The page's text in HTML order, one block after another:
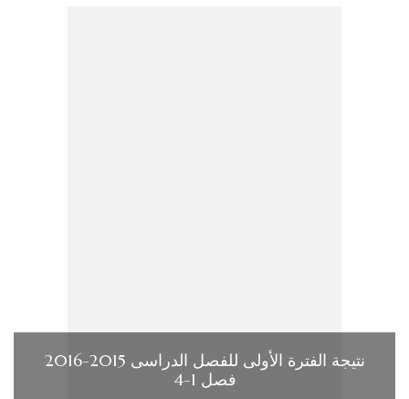
نتيجة الفترة الأولى للفصل الدراسى 2015-2016
فصل 1-4